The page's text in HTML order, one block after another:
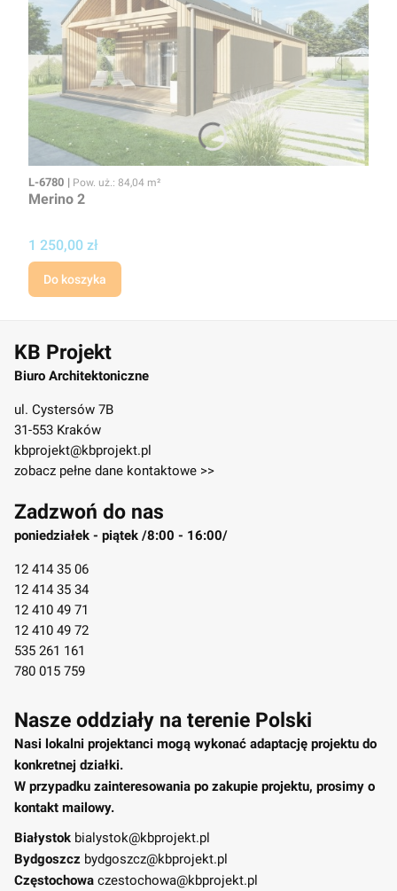
Kod
L-6780 Powierzchnia użytkowa
Pow. uż.: 84,04 m²
Merino 2
Cena projektu
1 250,00 zł
Do koszyka
KB Projekt
Biuro Architektoniczne
ul. Cystersów 7B
31-553 Kraków
kbprojekt@kbprojekt.pl
zobacz pełne dane kontaktowe >>
Zadzwoń do nas
poniedziałek - piątek /8:00 - 16:00/
12 414 35 06
12 414 35 34
12 410 49 71
12 410 49 72
535 261 161
780 015 759
Nasze oddziały na terenie Polski
Nasi lokalni projektanci mogą wykonać adaptację projektu do
konkretnej działki.
W przypadku zainteresowania po zakupie projektu, prosimy o
kontakt mailowy.
Białystok bialystok@kbprojekt.pl
Bydgoszcz bydgoszcz@kbprojekt.pl
Częstochowa czestochowa@kbprojekt.pl